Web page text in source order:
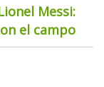
Messi:
el campo